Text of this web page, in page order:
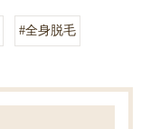
#全身脱毛